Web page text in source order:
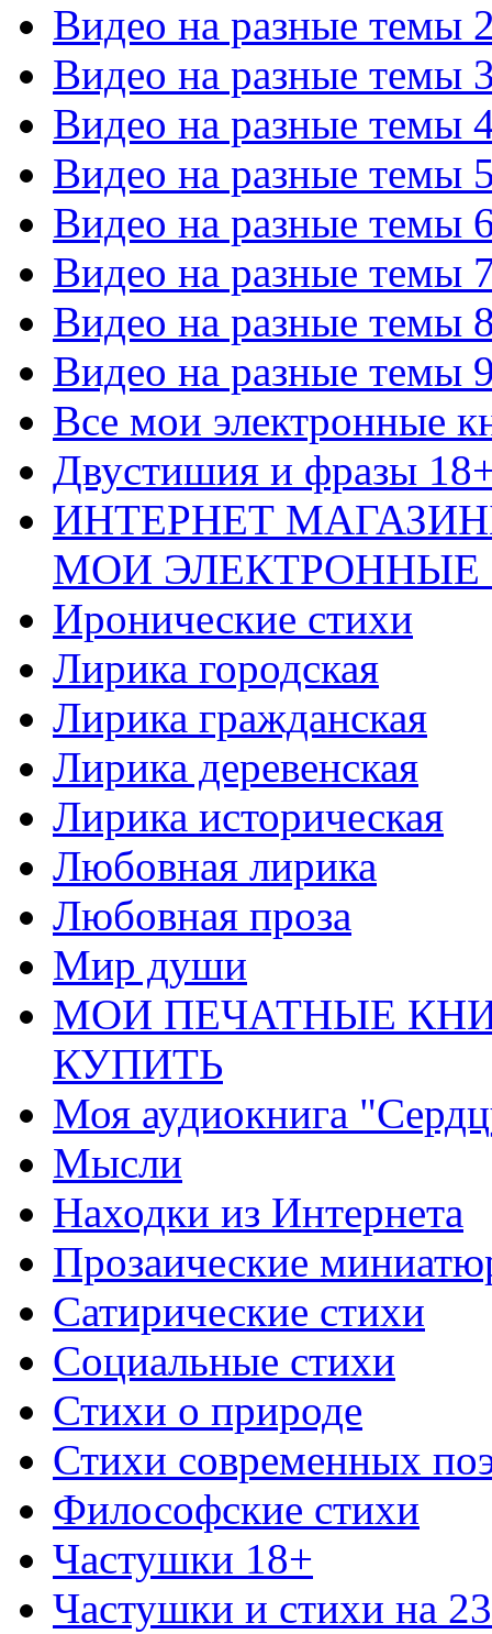
Видео на разные темы
Видео на разные темы
Видео на разные темы
Видео на разные темы
Видео на разные темы
Видео на разные темы
Видео на разные темы
Видео на разные темы
Все мои электронные
Двустишия и фразы
ИНТЕРНЕТ
МОИ ЭЛЕКТРОННЫЕ
Иронические стихи
Лирика городская
Лирика гражданская
Лирика деревенская
Лирика историческая
Любовная лирика
Любовная проза
Мир души
МОИ ПЕЧАТНЫЕ
КУПИТЬ
Моя аудиокнига
Мысли
Находки из Интернета
Прозаические
Сатирические стихи
Социальные стихи
Стихи о природе
Стихи современных
Философские стихи
Частушки 18+
Частушки и стихи на